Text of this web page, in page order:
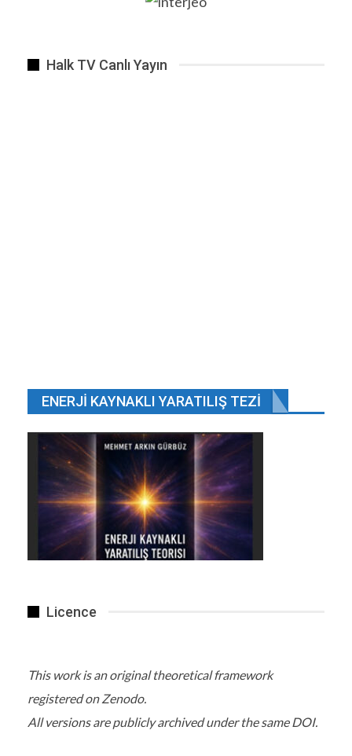
Halk TV Canlı Yayın
ENERJI KAYNAKLI YARATILIŞ TEZI
Licence
This work is an original theoretical framework
registered on Zenodo.
All versions are publicly archived under the same DOI.